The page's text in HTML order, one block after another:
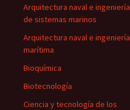
Arquitectura naval e ingeniería
de sistemas marinos
Arquitectura naval e ingeniería
marítima
Bioquímica
Biotecnología
Ciencia y tecnología de los